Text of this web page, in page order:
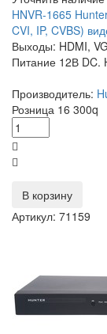
HNVR-1665
CVI, IP, CVBS)
Выходы: HDMI,
Питание 12В
Производитель:
Розница 16 300q
В корзину
Артикул: 71159